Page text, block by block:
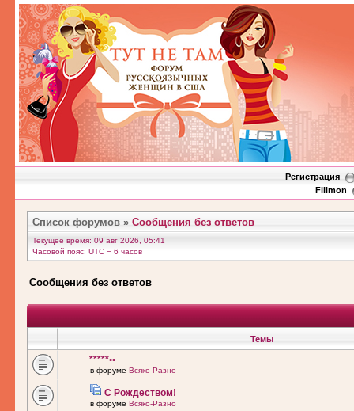
Регистрация
Filimon
Список форумов » Сообщения без ответов
Текущее время: 09 авг 2026, 05:41
Часовой пояс: UTC − 6 часов
Сообщения без ответов
Темы
*****••
в форуме Всяко-Разно
С Рождеством!
в форуме Всяко-Разно